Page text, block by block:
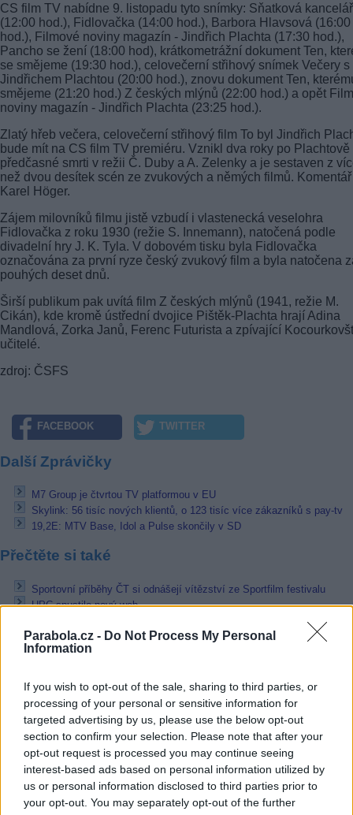
Parabola.cz - Do Not Process My Personal
Information
If you wish to opt-out of the sale, sharing to third parties, or
processing of your personal or sensitive information for
targeted advertising by us, please use the below opt-out
section to confirm your selection. Please note that after your
opt-out request is processed you may continue seeing
interest-based ads based on personal information utilized by
us or personal information disclosed to third parties prior to
your opt-out. You may separately opt-out of the further
CS film TV nabídne 9. listopadu tyto snímky: Sňatková kancelář
(12:00 hod.), Fidlovačka (14:00 hod.), Barbora Hlavsová (16:00
hod.), Filmové noviny magazín - Jindřich Plachta (17:30 hod.),
Pancho se žení (18:00 hod), krátkometrážní dokument Ten,
se smějeme (19:30 hod.), celovečerní střihový snímek Večery s
Jindřichem Plachtou (20:00 hod.), znovu dokument Ten,
smějeme (21:20 hod.) Z českých mlýnů (22:00 hod.) a opět
noviny magazín - Jindřich Plachta (23:25 hod.).
Zlatý hřeb večera, celovečerní střihový film To byl Jindřich
bude mít na CS film TV premiéru. Vznikl dva roky po Plachtově
předčasné smrti v režii Č. Duby a A. Zelenky a je sestaven z
než dvou desítek scén ze zvukových a němých filmů.
Karel Höger.
Zájem milovníků filmu jistě vzbudí i vlastenecká veselohra
Fidlovačka z roku 1930 (režie S. Innemann), natočená podle
divadelní hry J. K. Tyla. V dobovém tisku byla Fidlovačka
označována za první ryze český zvukový film a byla natočena
pouhých deset dnů.
Širší publikum pak uvítá film Z českých mlýnů (1941, režie M.
Cikán), kde kromě ústřední dvojice Pištěk-Plachta hrají Adina
Mandlová, Zorka Janů, Ferenc Futurista a zpívající
učitelé.
zdroj: ČSFS
FACEBOOK TWITTER
Další Zprávičky
M7 Group je čtvrtou TV platformou v EU
Skylink: 56 tisíc nových klientů, o 123 tisíc více zákazníků s pay-tv
19,2E: MTV Base, Idol a Pulse skončily v SD
Přečtěte si také
Sportovní příběhy ČT si odnášejí vítězství ze Sportfilm festivalu
UPC spustilo nový web
Reklama
Pracovní nabídky
07.08.2026 -
Bosch Powertrain s.r.o. Jihlava • linkový střídač • mzda
48.400 Kč • příspěvek na ubytování (Jihlava, okres Jihlava)
07.08.2026 -Bosch Powertrain s.r.o. Jihlava • obsluha CNC strojů •
48.400 Kč • náborový bonus 50.000 Kč • příspěvek na ubytování
okres Jihlava)
07.08.2026 - Specialista pro elektronická zařízení údržby (m/ž) (tř.
Klementa 869, Mladá Boleslav II)
06.08.2026 - Bosch Powertrain s.r.o. Jihlava • CNC operátor• mzda